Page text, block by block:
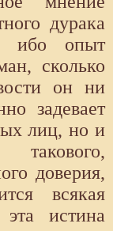
дурака
ибо опыт
сколько
он ни
задевает
лиц, но и
доверия,
всякая
истина